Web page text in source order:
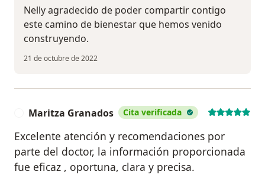
Nelly agradecido de poder compartir contigo
este camino de bienestar que hemos venido
construyendo.
21 de octubre de 2022
Maritza Granados Cita verificada
Excelente atención y recomendaciones por
parte del doctor, la información proporcionada
fue eficaz , oportuna, clara y precisa.